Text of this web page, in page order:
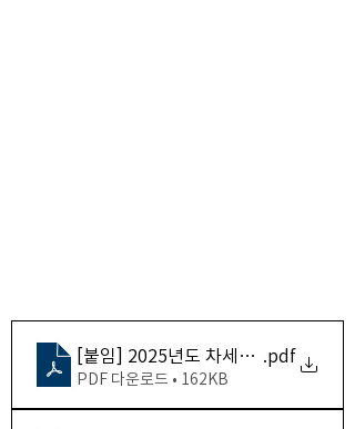
[붙임] 2025년도 차세대 한국학자 모
.pdf
PDF 다운로드 • 162KB